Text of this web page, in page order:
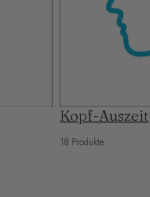
Kopf-Auszeit
18 Produkte